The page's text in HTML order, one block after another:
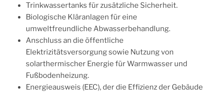
Trinkwassertanks für zusätzliche Sicherheit.
Biologische Kläranlagen für eine
umweltfreundliche Abwasserbehandlung.
Anschluss an die öffentliche
Elektrizitätsversorgungsowie Nutzung von
solarthermischer Energie für Warmwasser und
Fußbodenheizung.
Energieausweis (EEC), der die Effizienz der Gebäude